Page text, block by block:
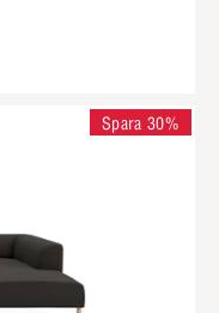
Spara 30%